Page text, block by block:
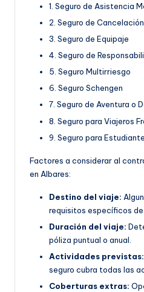
1. Seguro de Asistencia
2. Seguro de
3. Seguro de Equipaje
4. Seguro de
5. Seguro Multirriesgo
6. Seguro Schengen
7. Seguro de Aventura o
8. Seguro para Viajeros
9. Seguro para
Factores a considerar al
en Albares:
Destino del viaje:
requisitos específicos de
Duración del viaje:
póliza puntual o anual.
Actividades previstas:
seguro cubra todas las
Coberturas extras: